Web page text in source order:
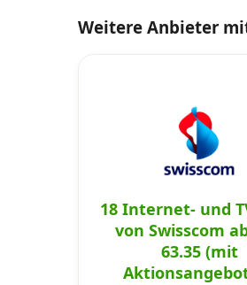
Weitere Anbieter
18 Internet- und
von Swisscom
63.35 (mit